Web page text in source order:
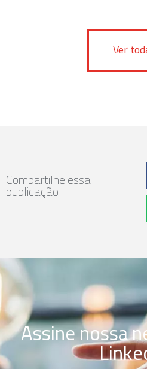
Ver
Compartilhe essa
publicação
Assine nossa